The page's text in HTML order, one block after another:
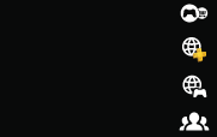
顆
星
）
，
共
3